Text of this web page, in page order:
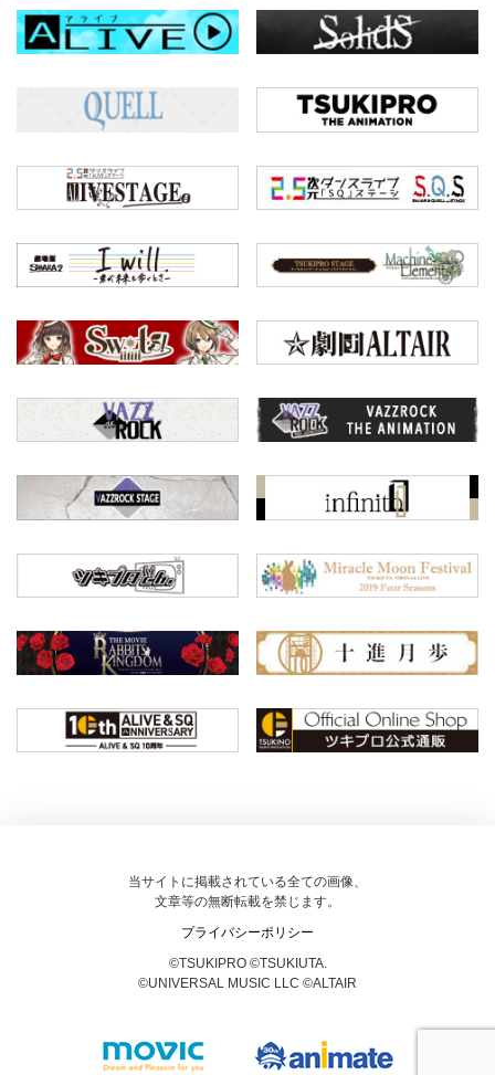
当サイトに掲載されている全ての画像、
文章等の無断転載を禁じます。
プライバシーポリシー
©TSUKIPRO ©TSUKIUTA.
©UNIVERSAL MUSIC LLC ©ALTAIR